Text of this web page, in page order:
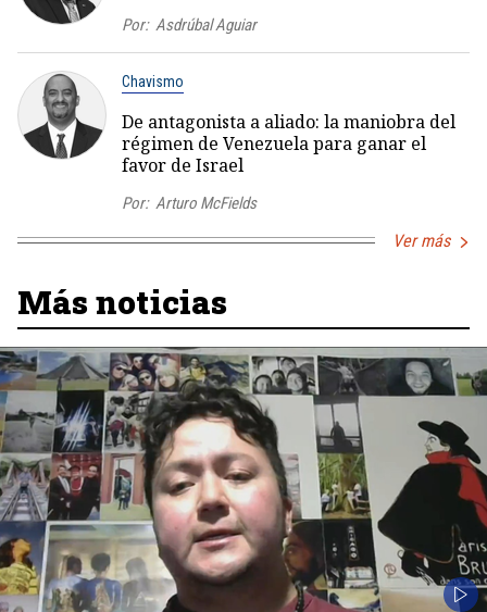
Por: Asdrúbal Aguiar
Chavismo
De antagonista a aliado: la maniobra del
régimen de Venezuela para ganar el
favor de Israel
Por: Arturo McFields
Ver más
Más noticias